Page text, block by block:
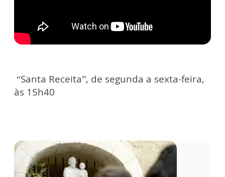
“Santa Receita”, de segunda a sexta-feira,
às 15h40